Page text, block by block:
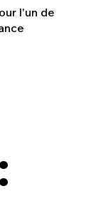
l'un de